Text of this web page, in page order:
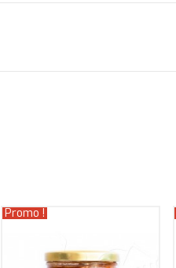
Promo !